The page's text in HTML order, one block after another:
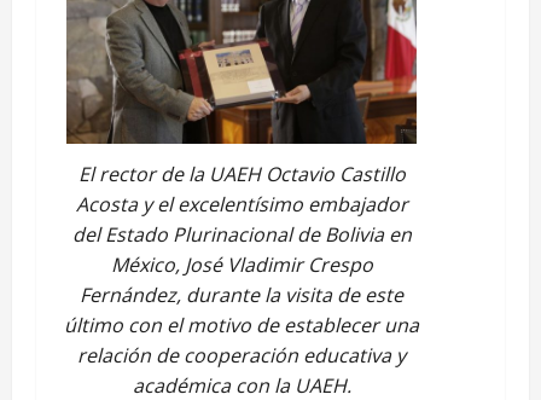
El rector de la UAEH Octavio Castillo
Acosta y el excelentísimo embajador
del Estado Plurinacional de Bolivia en
México, José Vladimir Crespo
Fernández, durante la visita de este
último con el motivo de establecer una
relación de cooperación educativa y
académica con la UAEH.